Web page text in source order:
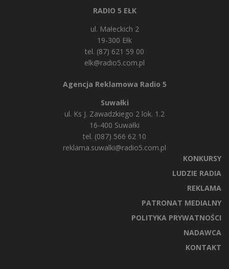
RADIO 5 EŁK
ul. Małeckich 2
19-300 Ełk
tel. (87) 621 59 00
elk@radio5.com.pl
Agencja Reklamowa Radio 5
Suwałki
ul. Ks J. Zawadzkiego 2 lok. 1.2
16-400 Suwałki
tel. (087) 566 62 10
reklama.suwalki@radio5.com.pl
KONKURSY
LUDZIE RADIA
REKLAMA
PATRONAT MEDIALNY
POLITYKA PRYWATNOŚCI
NADAWCA
KONTAKT